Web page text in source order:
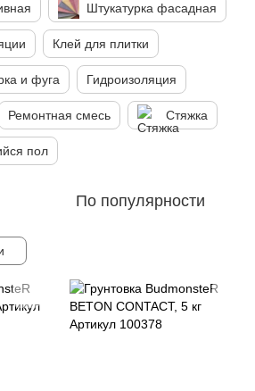
Штукатурка фасадная
Клей для плитки
и фуга Гидроизоляция
Ремонтная смесь Стяжка
пол
По популярности